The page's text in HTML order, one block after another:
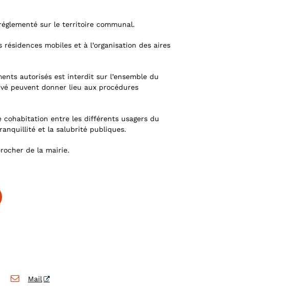
sur le territoire communal.
mobiles et à l’organisation des aires
autorisés est interdit sur l’ensemble du
peuvent donner lieu aux procédures
entre les différents usagers du
et la salubrité publiques.
de la mairie.
Mail